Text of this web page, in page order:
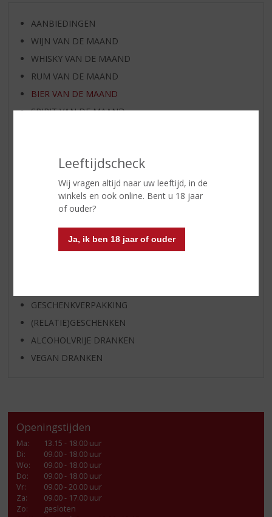
Leeftijdscheck
Wij vragen altijd naar uw leeftijd, in de
winkels en ook online. Bent u 18 jaar
of ouder?
Ja, ik ben 18 jaar of ouder
AANBIEDINGEN
WIJN VAN DE MAAND
WHISKY VAN DE MAAND
RUM VAN DE MAAND
BIER VAN DE MAAND
SPIRIT VAN DE MAAND
APERITIEF
KANT EN KLAAR
GESCHENKVERPAKKING
(RELATIE)GESCHENKEN
ALCOHOLVRIJE DRANKEN
VEGAN DRANKEN
Openingstijden
Ma:
13.15 - 18.00 uur
Di:
09.00 - 18.00 uur
Wo:
09.00 - 18.00 uur
Do:
09.00 - 18.00 uur
Vr:
09.00 - 20.00 uur
Za:
09.00 - 17.00 uur
Zo:
gesloten